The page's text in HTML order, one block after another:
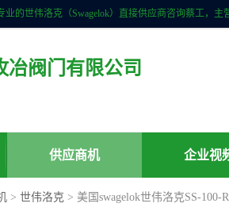
冶阀门有限公司
供应商机 企业视
> 世伟洛克 > 美国swagelok世伟洛克SS-100-